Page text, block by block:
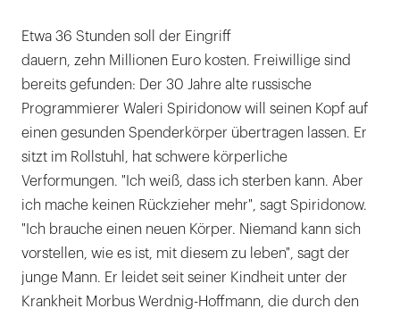
Etwa 36 Stunden soll der Eingriff
dauern, zehn Millionen Euro kosten. Freiwillige sind
bereits gefunden: Der 30 Jahre alte russische
Programmierer Waleri Spiridonow will seinen Kopf auf
einen gesunden Spenderkörper übertragen lassen. Er
sitzt im Rollstuhl, hat schwere körperliche
Verformungen. "Ich weiß, dass ich sterben kann. Aber
ich mache keinen Rückzieher mehr", sagt Spiridonow.
"Ich brauche einen neuen Körper. Niemand kann sich
vorstellen, wie es ist, mit diesem zu leben", sagt der
junge Mann. Er leidet seit seiner Kindheit unter der
Krankheit Morbus Werdnig-Hoffmann, die durch den